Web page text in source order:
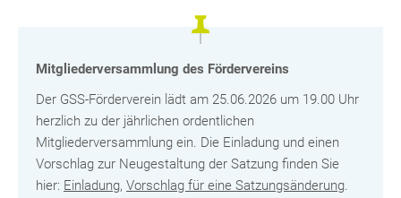
Mitgliederversammlung des Fördervereins
Der GSS-Förderverein lädt am 25.06.2026 um 19.00 Uhr
herzlich zu der jährlichen ordentlichen
Mitgliederversammlung ein. Die Einladung und einen
Vorschlag zur Neugestaltung der Satzung finden Sie
hier: Einladung, Vorschlag für eine Satzungsänderung.